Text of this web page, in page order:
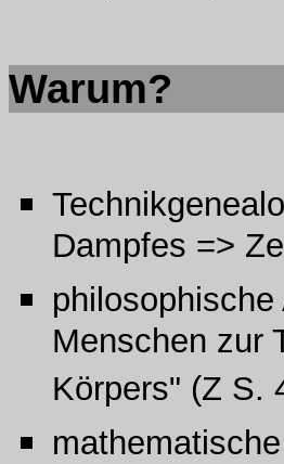
Warum?
Dampfes =>
Menschen zur
Körpers" (Z S.